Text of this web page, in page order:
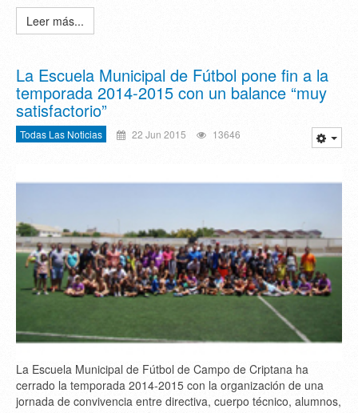
Leer más...
La Escuela Municipal de Fútbol pone fin a la
temporada 2014-2015 con un balance “muy
satisfactorio”
Todas Las Noticias 22 Jun 2015 13646
La Escuela Municipal de Fútbol de Campo de Criptana ha
cerrado la temporada 2014-2015 con la organización de una
jornada de convivencia entre directiva, cuerpo técnico, alumnos,